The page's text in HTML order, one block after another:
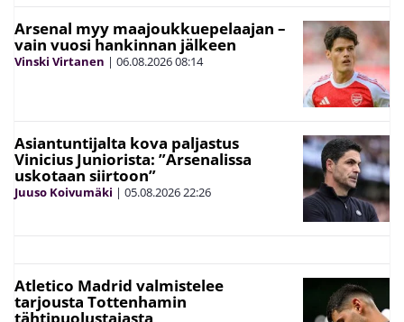
Arsenal myy maajoukkuepelaajan –
vain vuosi hankinnan jälkeen
Vinski Virtanen | 06.08.202608:14
Asiantuntijalta kova paljastus
Vinicius Juniorista: ”Arsenalissa
uskotaan siirtoon”
Juuso Koivumäki | 05.08.202622:26
Atletico Madrid valmistelee
tarjousta Tottenhamin